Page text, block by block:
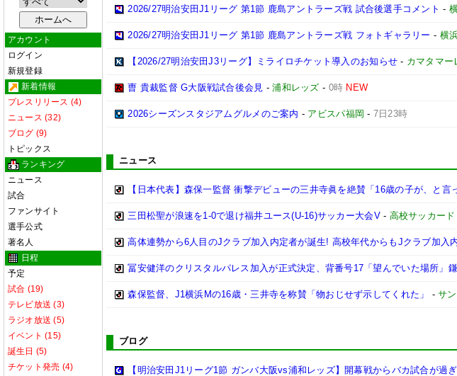
アカウント
ログイン
新規登録
新着情報
プレスリリース (4)
ニュース (32)
ブログ (9)
トピックス
ランキング
ニュース
試合
ファンサイト
選手公式
著名人
日程
予定
試合 (19)
テレビ放送 (3)
ラジオ放送 (5)
イベント (15)
誕生日 (5)
チケット発売 (4)
2026/27明治安田J1リーグ 第1節 鹿島アントラーズ戦 試合後選手コメント -
2026/27明治安田J1リーグ 第1節 鹿島アントラーズ戦 フォトギャラリー - 横
【2026/27明治安田J3リーグ】ミライロチケット導入のお知らせ - カマタマー
曺 貴裁監督 G大阪戦試合後会見 -浦和レッズ - 0時 NEW
2026シーズンスタジアムグルメのご案内 - アビスパ福岡 - 7日23時
ニュース
【日本代表】森保一監督 衝撃デビューの三井寺眞を絶賛「16歳の子が、と言
三田松聖が浪速を1-0で退け福井ユース(U-16)サッカー大会V- 高校サッカード
高体連勢から6人目のJクラブ加入内定者が誕生! 高校年代からもJクラブ加入
冨安健洋のクリスタルパレス加入が正式決定、背番号17「望んでいた場所」
森保監督、J1横浜Mの16歳・三井寺を称賛「物おじせず示してくれた」 -サ
ブログ
【明治安田J1リーグ1節 ガンバ大阪vs浦和レッズ】開幕戦からバカ試合が過